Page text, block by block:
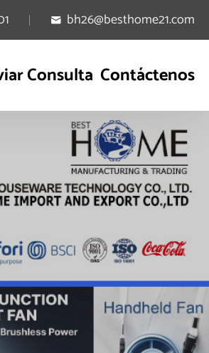
 bh26@besthome21.com
Consulta Contáctenos